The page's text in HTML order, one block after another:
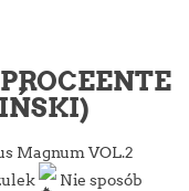
Magnum VOL.2
Nie sposób